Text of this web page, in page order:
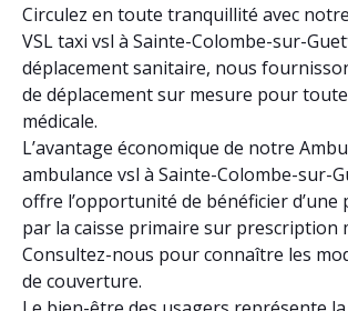
Circulez en toute tranquillité avec
VSL taxi vsl à Sainte-Colombe-sur-
déplacement sanitaire, nous
de déplacement sur mesure pour
médicale.
L’avantage économique de notre
ambulance vsl à Sainte-Colombe-sur-
offre l’opportunité de bénéficier d’une
par la caisse primaire sur prescription
Consultez-nous pour connaître les
de couverture.